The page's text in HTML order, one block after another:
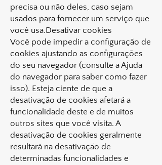
precisa ou não deles, caso sejam
usados ​​para fornecer um serviço que
você usa.Desativar cookies
Você pode impedir a configuração de
cookies ajustando as configurações
do seu navegador (consulte a Ajuda
do navegador para saber como fazer
isso). Esteja ciente de que a
desativação de cookies afetará a
funcionalidade deste e de muitos
outros sites que você visita. A
desativação de cookies geralmente
resultará na desativação de
determinadas funcionalidades e